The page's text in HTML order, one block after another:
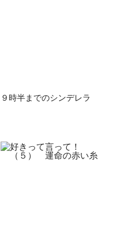
９時半までのシンデレラ